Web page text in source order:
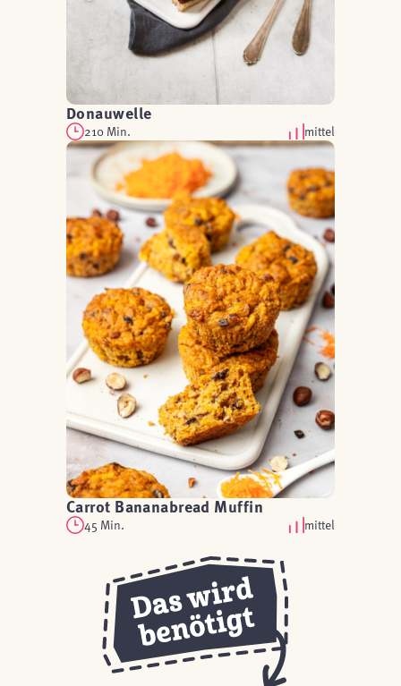
Donauwelle
210 Min. mittel
Carrot Bananabread Muffin
45 Min. mittel